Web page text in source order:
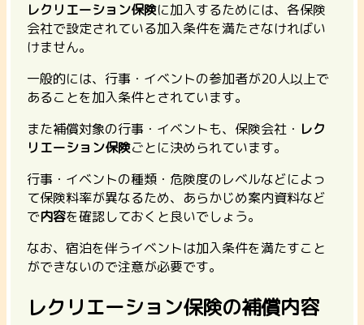
レクリエーション保険に加入するためには、各保険
会社で設定されている加入条件を満たさなければい
けません。
一般的には、行事・イベントの参加者が20人以上で
あることを加入条件とされています。
また補償対象の行事・イベントも、保険会社・ レク
リエーション保険ごとに決められています。
行事・イベントの種類・危険度のレベルなどによっ
て保険料率が異なるため、あらかじめ案内資料など
で内容を確認しておくと良いでしょう。
なお、 宿泊を伴うイベントは加入条件を満たすこと
ができないので注意が必要です。
レクリエーション保険の補償内容